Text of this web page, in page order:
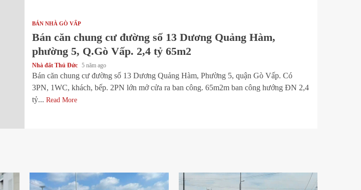
BÁN NHÀ GÒ VẤP
Bán căn chung cư đường số 13 Dương Quảng Hàm,
phường 5, Q.Gò Vấp. 2,4 tỷ 65m2
Nhà đất Thủ Đức 5 năm ago
Bán căn chung cư đường số 13 Dương Quảng Hàm, Phường 5, quận Gò Vấp. Có
3PN, 1WC, khách, bếp. 2PN lớn mở cửa ra ban công. 65m2m ban công hướng ĐN 2,4
tỷ... Read More